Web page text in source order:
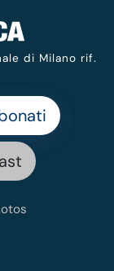
di Milano rif.